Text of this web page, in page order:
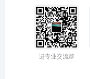
进专业交流群